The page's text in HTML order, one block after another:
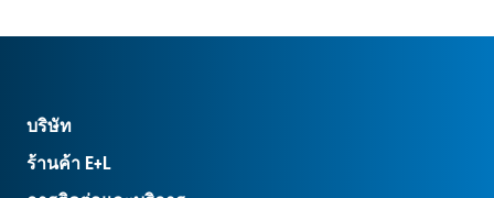
บริษัท
ร้านค้า E+L